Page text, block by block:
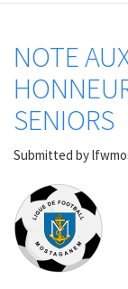
NOTE
SENIORS
Submitted by